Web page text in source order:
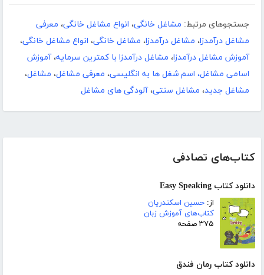
کتاب‌های تصادفی
دانلود کتاب Easy Speaking
از: حسین اسکندریان
کتاب‌های آموزش زبان
۳۷۵ صفحه
دانلود کتاب رمان فندق
جستجوهای مرتبط: مشاغل خانگی، انواع مشاغل خانگی، معرفی
مشاغل درآمدزا، مشاغل درآمدزا، مشاغل خانگی، انواع مشاغل خانگی،
آموزش مشاغل درآمدزا، مشاغل درآمدزا با کمترین سرمایه،آموزش
اسامی مشاغل، اسم شغل ها به انگلیسی، معرفی مشاغل، مشاغل،
مشاغل جدید، مشاغل سنتی،آلودگی های مشاغل